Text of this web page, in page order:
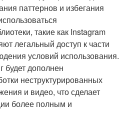
паттернов и избегания
такие как Instagram
легальный доступ к части
условий использования.
будет дополнен
неструктурированных
и видео, что сделает
более полным и